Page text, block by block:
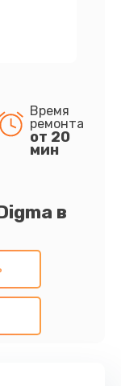
в
Время
ремонта
от 20
мин